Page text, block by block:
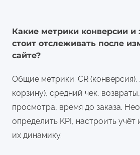
Какие метрики конверсии и
стоит отслеживать после
сайте?
Общие метрики: CR (конверсия),
корзину), средний чек,
просмотра, время до заказа.
определить KPI, настроить
их динамику.